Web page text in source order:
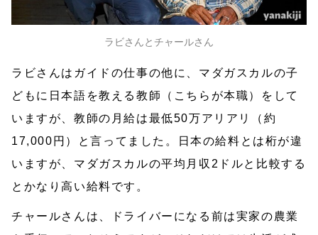
ラビさんとチャールさん
ラビさんはガイドの仕事の他に、マダガスカルの子
どもに日本語を教える教師（こちらが本職）をして
いますが、教師の月給は最低50万アリアリ（約
17,000円）と言ってました。日本の給料とは桁が違
いますが、マダガスカルの平均月収2ドルと比較する
とかなり高い給料です。
チャールさんは、ドライバーになる前は実家の農業